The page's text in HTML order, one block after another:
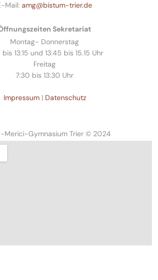
Mail: amg@bistum-trier.de
Sekretariat
Montag- Donnerstag
13:15 und 13:45 bis 15.15 Uhr
Freitag
7:30 bis 13:30 Uhr
Impressum| Datenschutz
Merici-Gymnasium Trier © 2024